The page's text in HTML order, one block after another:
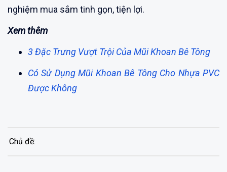
nghiệm mua sắm tinh gọn, tiện lợi.
Xem thêm
3 Đặc Trưng Vượt Trội Của Mũi Khoan Bê Tông
Có Sử Dụng Mũi Khoan Bê Tông Cho Nhựa PVC
Được Không
Chủ đề: